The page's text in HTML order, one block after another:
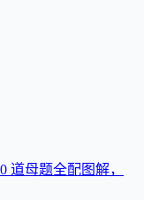
道母题全配图解，